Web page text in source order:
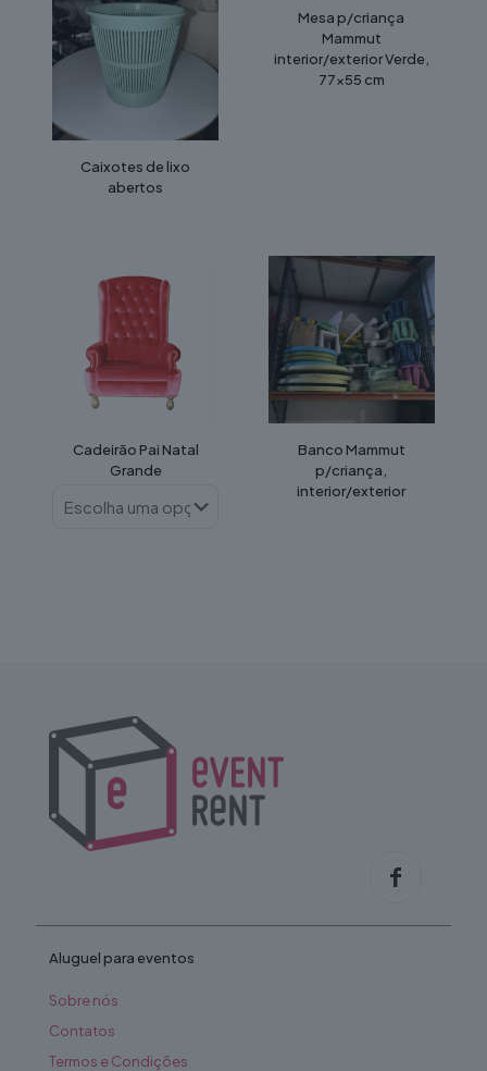
Caixotes de lixo
abertos
Mesa p/criança
Mammut
interior/exterior Verde,
77×55 cm
Cadeirão Pai Natal
Grande
chosen
on
Banco Mammut
p/criança,
interior/exterior
Aluguel para eventos
Sobre nós
Contatos
Termos e Condições